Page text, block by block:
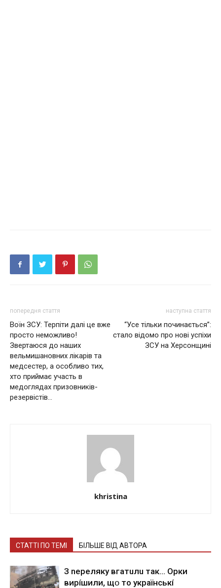
попередня стаття
Воїн ЗСУ: Терпіти далі це вже
просто неможливо!
Звертаюся до наших
вельмишановних лікарів та
медсестер, а особливо тих,
хто приймає участь в
медоглядах призовників-
резервістів…
наступна стаття
“Усе тільки починається”:
стало відомо про нові успіхи
ЗСУ на Херсонщині
khristina
СТАТТІ ПО ТЕМІ БІЛЬШЕ ВІД АВТОРА
З nepeлякy вгaтuлu тaк… Opки
виpíшили, щօ тo yкpaїнcькí